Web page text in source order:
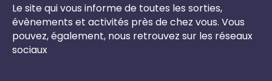
Le site qui vous informe de toutes les sorties,
évènements et activités près de chez vous. Vous
pouvez, également, nous retrouvez sur les réseaux
sociaux